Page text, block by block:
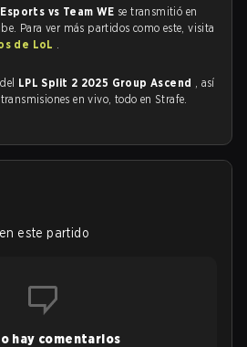
vs Team WE se transmitió en
Para ver más partidos como este, visita
de LoL .
LPL Split 2 2025 Group Ascend , así
en vivo, todo en Strafe.
este partido
hay comentarios